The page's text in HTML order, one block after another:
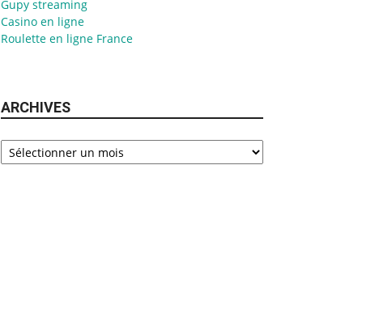
Gupy streaming
Casino en ligne
Roulette en ligne France
ARCHIVES
Archives